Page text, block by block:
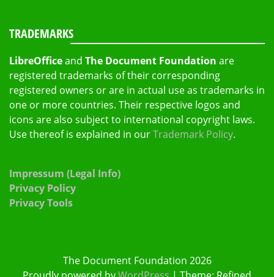
TRADEMARKS
LibreOfficeand The Document Foundation are
registered trademarks of their corresponding
registered owners or are in actual use as trademarks in
one or more countries. Their respective logos and
icons are also subject to international copyright laws.
Use thereof is explained in ourTrademark Policy.
Impressum (Legal Info)
Privacy Policy
Privacy Tools
The Document Foundation 2026